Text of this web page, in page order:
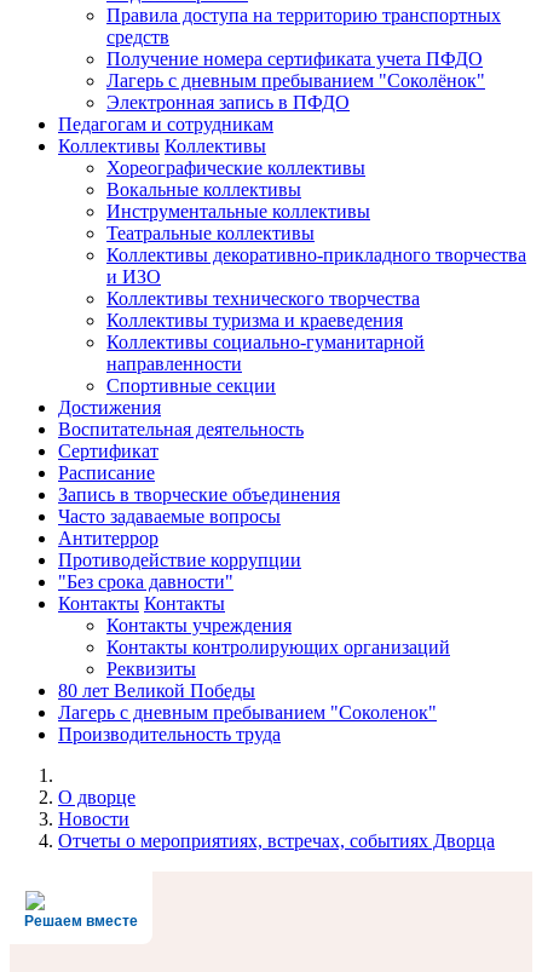
Правила доступа на территорию транспортных
средств
Получение номера сертификата учета ПФДО
Лагерь с дневным пребыванием "Соколёнок"
Электронная запись в ПФДО
Педагогам и сотрудникам
Коллективы Коллективы
Хореографические коллективы
Вокальные коллективы
Инструментальные коллективы
Театральные коллективы
Коллективы декоративно-прикладного творчества
и ИЗО
Коллективы технического творчества
Коллективы туризма и краеведения
Коллективы социально-гуманитарной
направленности
Спортивные секции
Достижения
Воспитательная деятельность
Cертификат
Расписание
Запись в творческие объединения
Часто задаваемые вопросы
Антитеррор
Противодействие коррупции
"Без срока давности"
Контакты Контакты
Контакты учреждения
Контакты контролирующих организаций
Реквизиты
80 лет Великой Победы
Лагерь с дневным пребыванием "Соколенок"
Производительность труда
О дворце
Новости
Отчеты о мероприятиях, встречах, событиях Дворца
Решаем вместе